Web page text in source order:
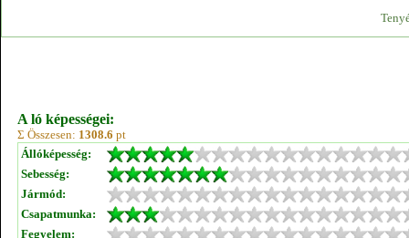
A ló képességei:
Σ Összesen: 1308.6 pt
Állóképesség:
Sebesség:
Jármód:
Csapatmunka:
Fegyelem: